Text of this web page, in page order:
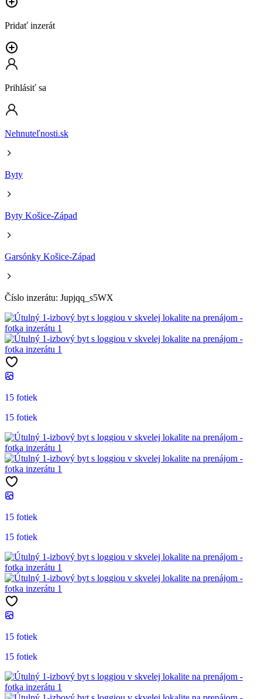
Pridať inzerát
Prihlásiť sa
Nehnuteľnosti.sk
Byty
Byty Košice-Západ
Garsónky Košice-Západ
Číslo inzerátu: Jupjqq_s5WX
15 fotiek
15 fotiek
15 fotiek
15 fotiek
15 fotiek
15 fotiek